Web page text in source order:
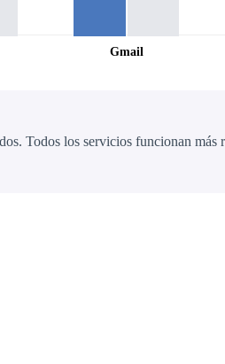
Gmail
Todos los servicios funcionan